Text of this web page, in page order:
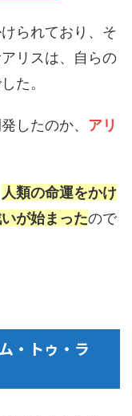
られており、そ
リスは、自らの
た。
したのか、 アリ
人類の命運をかけ
が始まったので
・トゥ・ラ